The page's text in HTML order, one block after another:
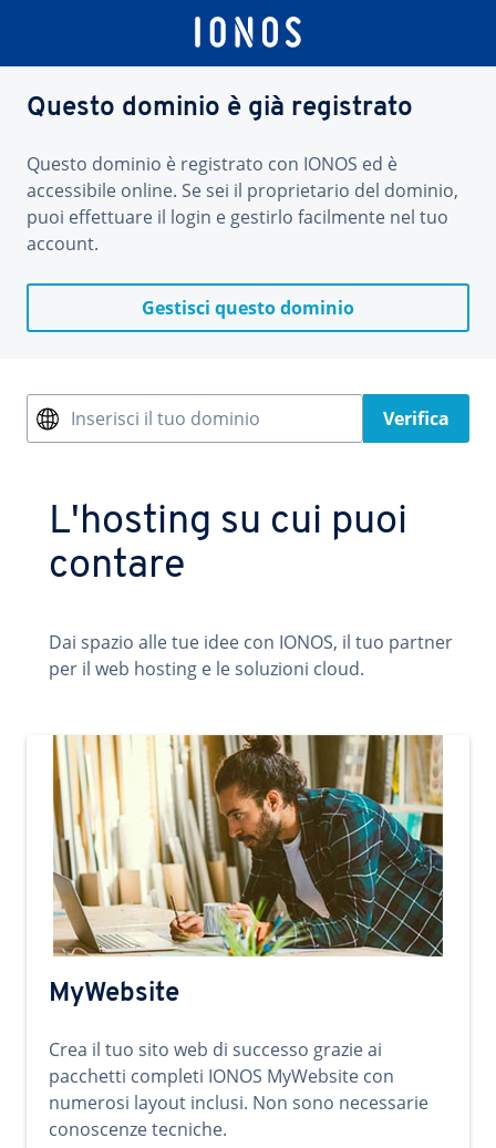
Questo dominio è già registrato
Questo dominio è registrato con IONOS ed è
accessibile online. Se sei il proprietario del dominio,
puoi effettuare il login e gestirlo facilmente nel tuo
account.
Gestisci questo dominio
Inserisci il tuo dominio Verifica
L'hosting su cui puoi
contare
Dai spazio alle tue idee con IONOS, il tuo partner
per il web hosting e le soluzioni cloud.
MyWebsite
Crea il tuo sito web di successo grazie ai
pacchetti completi IONOS MyWebsite con
numerosi layout inclusi. Non sono necessarie
conoscenze tecniche.